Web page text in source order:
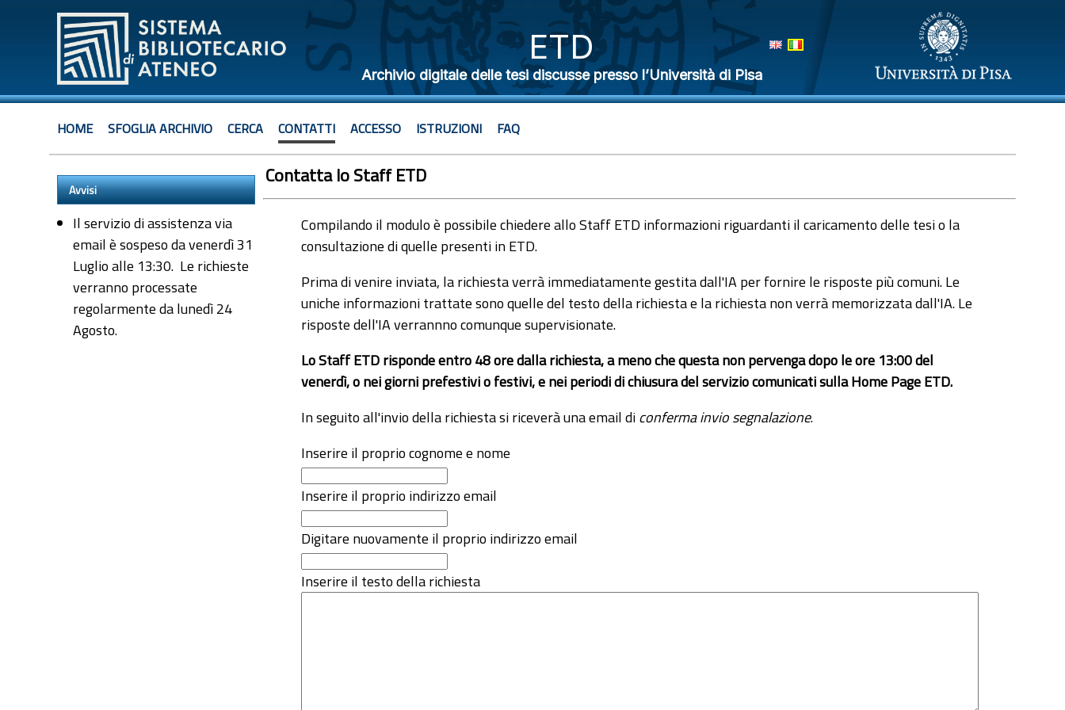
ETD
Archivio digitale delle tesi discusse presso l’Università di Pisa
HOME SFOGLIA ARCHIVIO CERCA CONTATTI ACCESSO ISTRUZIONI FAQ
Avvisi
Il servizio di assistenza via
email è sospeso da venerdì 31
Luglio alle 13:30. Le richieste
verranno processate
regolarmente da lunedì 24
Agosto.
Contatta lo Staff ETD
Compilando il modulo è possibile chiedere allo Staff ETD informazioni riguardanti il caricamento delle tesi o la
consultazione di quelle presenti in ETD.
Prima di venire inviata, la richiesta verrà immediatamente gestita dall'IA per fornire le risposte più comuni. Le
uniche informazioni trattate sono quelle del testo della richiesta e la richiesta non verrà memorizzata dall'IA. Le
risposte dell'IA verrannno comunque supervisionate.
Lo Staff ETD risponde entro 48 ore dalla richiesta, a meno che questa non pervenga dopo le ore 13:00 del
venerdì, o nei giorni prefestivi o festivi, e nei periodi di chiusura del servizio comunicati sulla Home Page ETD.
In seguito all'invio della richiesta si riceverà una email diconferma invio segnalazione.
Inserire il proprio cognome e nome
Inserire il proprio indirizzo email
Digitare nuovamente il proprio indirizzo email
Inserire il testo della richiesta